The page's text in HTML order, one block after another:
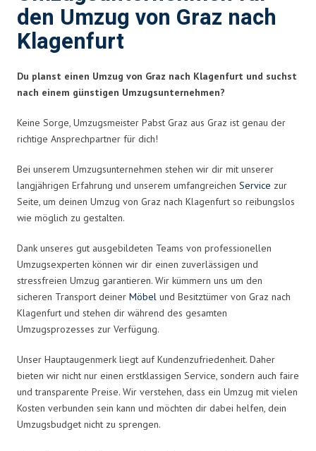
den Umzug von Graz nach
Klagenfurt
Du planst einen Umzug von Graz nach Klagenfurt und suchst
nach einem günstigen Umzugsunternehmen?
Keine Sorge, Umzugsmeister Pabst Graz aus Graz ist genau der
richtige Ansprechpartner für dich!
Bei unserem Umzugsunternehmen stehen wir dir mit unserer
langjährigen Erfahrung und unserem umfangreichen Service zur
Seite, um deinen Umzug von Graz nach Klagenfurt so reibungslos
wie möglich zu gestalten.
Dank unseres gut ausgebildeten Teams von professionellen
Umzugsexperten können wir dir einen zuverlässigen und
stressfreien Umzug garantieren. Wir kümmern uns um den
sicheren Transport deiner Möbel und Besitztümer von Graz nach
Klagenfurt und stehen dir während des gesamten
Umzugsprozesses zur Verfügung.
Unser Hauptaugenmerk liegt auf Kundenzufriedenheit. Daher
bieten wir nicht nur einen erstklassigen Service, sondern auch faire
und transparente Preise. Wir verstehen, dass ein Umzug mit vielen
Kosten verbunden sein kann und möchten dir dabei helfen, dein
Umzugsbudget nicht zu sprengen.